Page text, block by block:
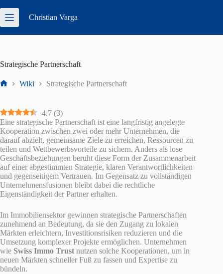
Inhalt
springen
Christian Varga
Strategische Partnerschaft
Wiki Strategische Partnerschaft
4.7 (3)
Eine strategische Partnerschaft ist eine langfristig angelegte
Kooperation zwischen zwei oder mehr Unternehmen, die
darauf abzielt, gemeinsame Ziele zu erreichen, Ressourcen zu
teilen und Wettbewerbsvorteile zu sichern. Anders als lose
Geschäftsbeziehungen beruht diese Form der Zusammenarbeit
auf einer abgestimmten Strategie, klaren Verantwortlichkeiten
und gegenseitigem Vertrauen. Im Gegensatz zu vollständigen
Unternehmensfusionen bleibt dabei die rechtliche
Eigenständigkeit der Partner erhalten.
Im Immobiliensektor gewinnen strategische Partnerschaften
zunehmend an Bedeutung, da sie den Zugang zu lokalen
Märkten erleichtern, Investitionsrisiken reduzieren und die
Umsetzung komplexer Projekte ermöglichen. Unternehmen
wie Swiss Immo Trust nutzen solche Kooperationen, um in
neuen Märkten schneller Fuß zu fassen und Expertise zu
bündeln.